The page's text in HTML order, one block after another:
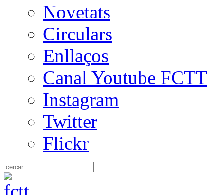
Novetats
Circulars
Enllaços
Canal Youtube FCTT
Instagram
Twitter
Flickr